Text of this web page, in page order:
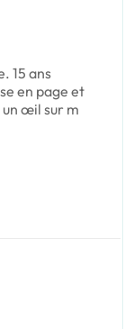
15 ans
en page et
œil sur m